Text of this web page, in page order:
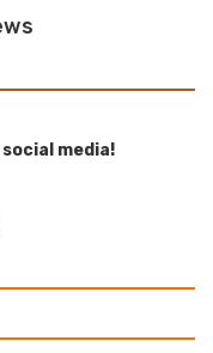
social media!